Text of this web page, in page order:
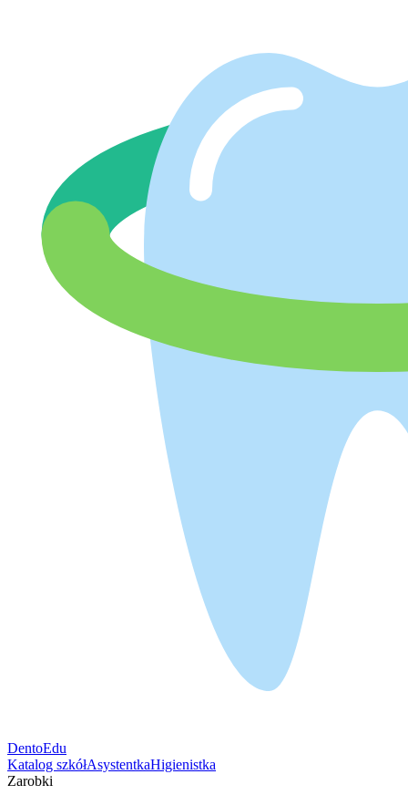
DentoEdu
Katalog szkółAsystentkaHigienistka
Zarobki